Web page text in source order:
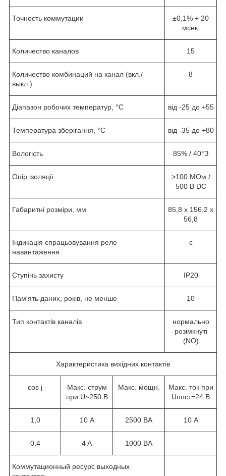
Точность коммутации
±0,1% + 20
мсек.
Количество каналов 15
Количество комбинаций на канал (вкл./
выкл.)
8
Діапазон робочих температур, °С від -25 до +55
Температура зберігання, °С від -35 до +80
Вологість 85% / 40°З
Опір ізоляції
>100 МОм /
500 В DC
Габаритні розміри, мм
85,8 х 156,2 х
56,8
Індикація спрацьовування реле
навантаження
є
Ступінь захисту ІР20
Пам'ять даних, років, не менше 10
Тип контактів каналів
нормально
розімкнуті
(NO)
Характеристика вихідних контактів
соѕ j
Макс. струм
при U~250 В
Макс. мощн.
Макс. ток при
Uпост=24 В
1,0 10 А 2500 ВА 10 А
0,4 4 A 1000 ВА
Коммутационный ресурс выходных